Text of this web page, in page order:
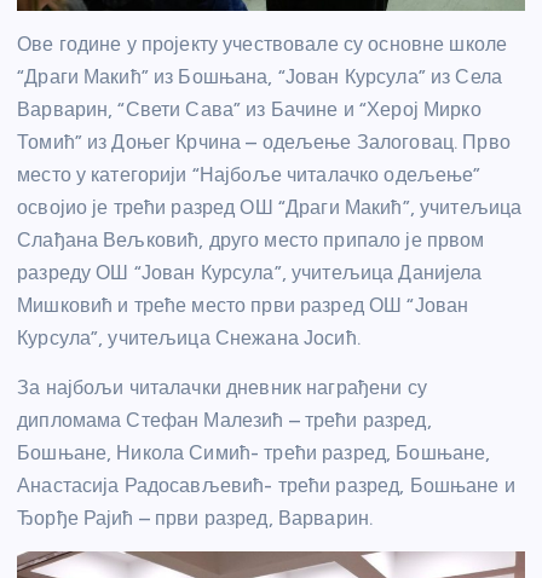
Ове године у пројекту учествовале су основне школе
“Драги Макић” из Бошњана, “Јован Курсула” из Села
Варварин, “Свети Сава” из Бачине и “Херој Мирко
Томић” из Доњег Крчина – одељење Залоговац. Прво
место у категорији “Најбоље читалачко одељење”
освојио је трећи разред ОШ “Драги Макић”, учитељица
Слађана Вељковић, друго место припало је првом
разреду ОШ “Јован Курсула”, учитељица Данијела
Мишковић и треће место први разред ОШ “Јован
Курсула”, учитељица Снежана Јосић.
За најбољи читалачки дневник награђени су
дипломама Стефан Малезић – трећи разред,
Бошњане, Никола Симић- трећи разред, Бошњане,
Анастасија Радосављевић- трећи разред, Бошњане и
Ђорђе Рајић – први разред, Варварин.